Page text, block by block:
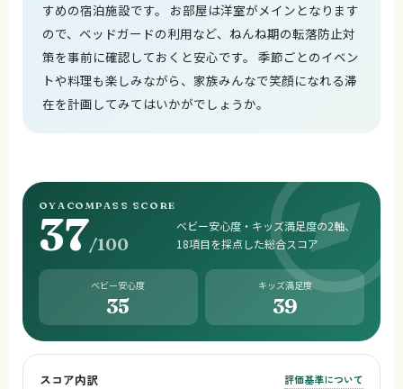
すめの宿泊施設です。 お部屋は洋室がメインとなります
ので、ベッドガードの利用など、ねんね期の転落防止対
策を事前に確認しておくと安心です。 季節ごとのイベン
トや料理も楽しみながら、家族みんなで笑顔になれる滞
在を計画してみてはいかがでしょうか。
OYACOMPASS SCORE
37/100
ベビー安心度・キッズ満足度の2軸、
18項目を採点した総合スコア
ベビー安心度
35
キッズ満足度
39
スコア内訳 評価基準について